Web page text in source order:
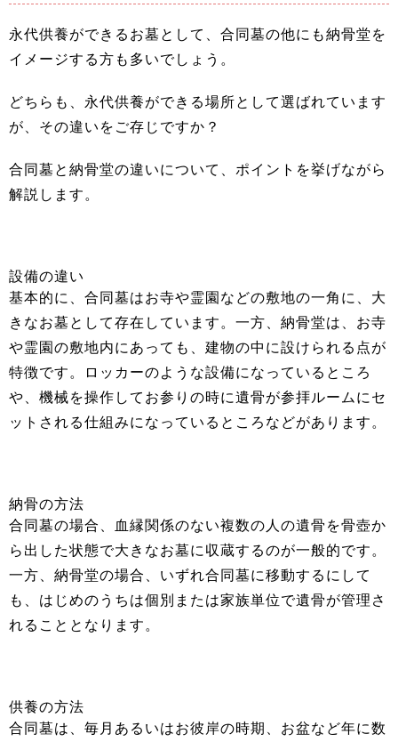
永代供養ができるお墓として、合同墓の他にも納骨堂を
イメージする方も多いでしょう。
どちらも、永代供養ができる場所として選ばれています
が、その違いをご存じですか？
合同墓と納骨堂の違いについて、ポイントを挙げながら
解説します。
設備の違い
基本的に、合同墓はお寺や霊園などの敷地の一角に、大
きなお墓として存在しています。一方、納骨堂は、お寺
や霊園の敷地内にあっても、建物の中に設けられる点が
特徴です。ロッカーのような設備になっているところ
や、機械を操作してお参りの時に遺骨が参拝ルームにセ
ットされる仕組みになっているところなどがあります。
納骨の方法
合同墓の場合、血縁関係のない複数の人の遺骨を骨壺か
ら出した状態で大きなお墓に収蔵するのが一般的です。
一方、納骨堂の場合、いずれ合同墓に移動するにして
も、はじめのうちは個別または家族単位で遺骨が管理さ
れることとなります。
供養の方法
合同墓は、毎月あるいはお彼岸の時期、お盆など年に数